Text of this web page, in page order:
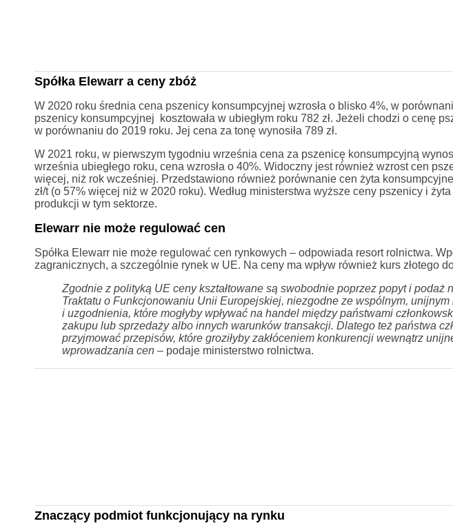
Spółka Elewarr a ceny zbóż
W 2020 roku średnia cena pszenicy konsumpcyjnej wzrosła o blisko 4%, w
pszenicy konsumpcyjnej kosztowała w ubiegłym roku 782 zł. Jeżeli chodzi o cenę
w porównaniu do 2019 roku. Jej cena za tonę wynosiła 789 zł.
W 2021 roku, w pierwszym tygodniu września cena za pszenicę konsumpcyjną
września ubiegłego roku, cena wzrosła o 40%. Widoczny jest również wzrost cen
więcej, niż rok wcześniej. Przedstawiono również porównanie cen żyta
zł/t (o 57% więcej niż w 2020 roku). Według ministerstwa wyższe ceny pszenicy i
produkcji w tym sektorze.
Elewarr nie może regulować cen
Spółka Elewarr nie może regulować cen rynkowych – odpowiada resort rolnictwa.
zagranicznych, a szczególnie rynek w UE. Na ceny ma wpływ również kurs złotego
Zgodnie z polityką UE ceny kształtowane są swobodnie poprzez popyt i podaż
Traktatu o Funkcjonowaniu Unii Europejskiej, niezgodne ze wspólnym,
i uzgodnienia, które mogłyby wpływać na handel między państwami
zakupu lub sprzedaży albo innych warunków transakcji. Dlatego też państwa
przyjmować przepisów, które groziłyby zakłóceniem konkurencji wewnątrz
wprowadzania cen – podaje ministerstwo rolnictwa.
Znaczący podmiot funkcjonujący na rynku